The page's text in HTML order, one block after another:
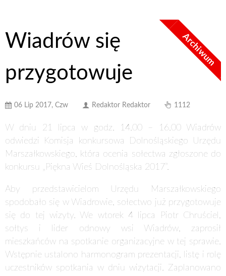
Wiadrów się
przygotowuje
Archiwum
06 Lip 2017, Czw Redaktor Redaktor 1112
W dniu 21 lipca w godz. 14.00 – 16.00 Wiadrów
odwiedzi Komisja konkursowa Dolnośląskiego Urzędu
Marszałkowskiego, która ocenia sołectwa zgłoszone do
konkursu „Piękna Wieś Dolnośląska 2017”.
Aby przedstawicielom Urzędu Marszałkowskiego
spodobało się w Wiadrowie, sołectwo już przygotowuje
się do tej wizyty. We wtorek 4 lipca Piotr Chruściel,
sołtys i lider odnowy wsi Wiadrów, zaprosił
mieszkańców na spotkanie organizacyjne w tej sprawie.
Wstępnie ustalono harmonogram prezentacji, listę i rolę
uczestników spotkania w dniu wizytacji. Zaplanowano